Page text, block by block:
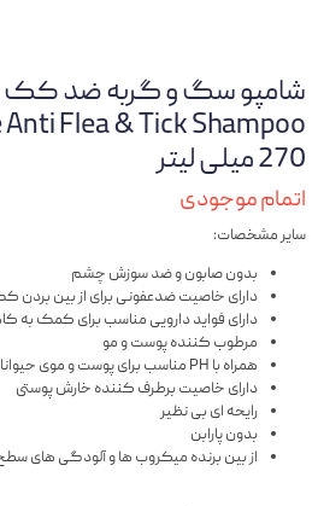
شامپو سگ و گربه ضد کک
270 میلی لیتر
اتمام موجودی
سایر مشخصات:
بدون صابون و ضد سوزش چشم
دارای خاصیت ضدعفونی برای از بین بردن
دارای فواید دارویی مناسب برای کمک به
مرطوب کننده پوست و مو
همراه با PH مناسب برای پوست و موی حیوانات
دارای خاصیت برطرف کننده خارش پوستی
رایحه ای بی نظیر
بدون پارابن
از بین برنده میکروب ها و آلودگی های